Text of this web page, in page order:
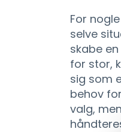
For
selve
skabe
for stor,
sig som
behov
valg,